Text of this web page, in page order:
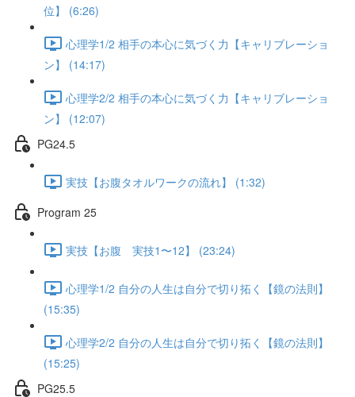
位】 (6:26)
心理学1/2 相手の本心に気づく力【キャリブレーショ
ン】 (14:17)
心理学2/2 相手の本心に気づく力【キャリブレーショ
ン】 (12:07)
PG24.5
実技【お腹タオルワークの流れ】 (1:32)
Program 25
実技【お腹 実技1〜12】 (23:24)
心理学1/2 自分の人生は自分で切り拓く【鏡の法則】
(15:35)
心理学2/2 自分の人生は自分で切り拓く【鏡の法則】
(15:25)
PG25.5